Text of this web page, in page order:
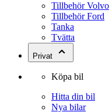
Tillbehör Volvo
Tillbehör Ford
Tanka
Tvätta
Privat
Köpa bil
Hitta din bil
Nya bilar